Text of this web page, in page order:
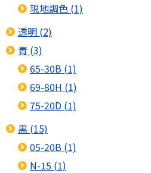
現地調色 (1)
透明 (2)
青 (3)
65-30B (1)
69-80H (1)
75-20D (1)
黒 (15)
05-20B (1)
N-15 (1)